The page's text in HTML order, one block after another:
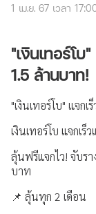
สินเชื่อโฉนดที่ดิน
ประกันสุขภาพแ
ประกันอุบัติเหตุ
ประกันบ้านและ
วิสัยทัศน์และพั
ประสบการณ์ลูก
คำถามที่พบบ่
1 เม.ย. 67 เวลา
"เงินเทอร์โ
1.5 ล้านบาท!
"เงินเทอร์โบ" แจก
เงินเทอร์โบ แจกเร็
ลุ้นฟรีแจกไว! จับร
บาท
📌 ลุ้นทุก 2 เดือน